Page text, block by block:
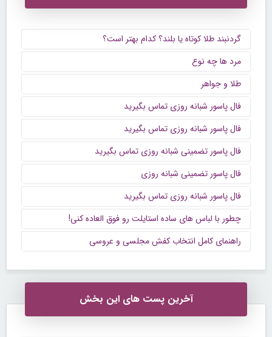
گردنبند طلا کوتاه یا بلند؟ کدام بهتر است؟
مرد ها چه نوع
طلا و جواهر
فال پاسور شبانه روزی تماس بگیرید
فال پاسور شبانه روزی تماس بگیرید
فال پاسور تضمینی شبانه روزی تماس بگیرید
فال پاسور تضمینی شبانه روزی
فال پاسور شبانه روزی تماس بگیرید
چطور با لباس های ساده استایلت رو فوق العاده کنی!
راهنمای کامل انتخاب کفش مجلسی و عروسی
آخرین پست های این بخش